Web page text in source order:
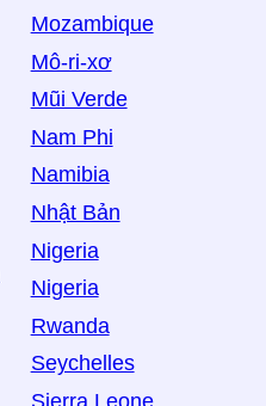
Mozambique
Mô-ri-xơ
Mũi Verde
Nam Phi
Namibia
Nhật Bản
Nigeria
Nigeria
Rwanda
Seychelles